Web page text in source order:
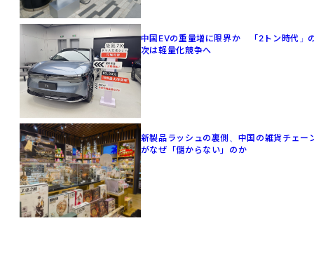
中国EVの重量増に限界か 「2トン時代」
次は軽量化競争へ
新製品ラッシュの裏側、中国の雑貨チェー
がなぜ「儲からない」のか